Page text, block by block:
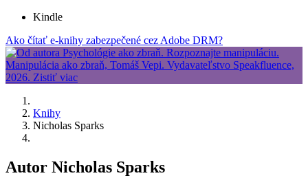
Kindle
Ako čítať e-knihy zabezpečené cez Adobe DRM?
Knihy
Nicholas Sparks
Autor Nicholas Sparks